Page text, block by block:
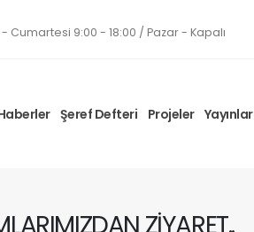
Cumartesi 9:00 - 18:00 / Pazar - Kapalı
Şeref Defteri Projeler Yayınlar